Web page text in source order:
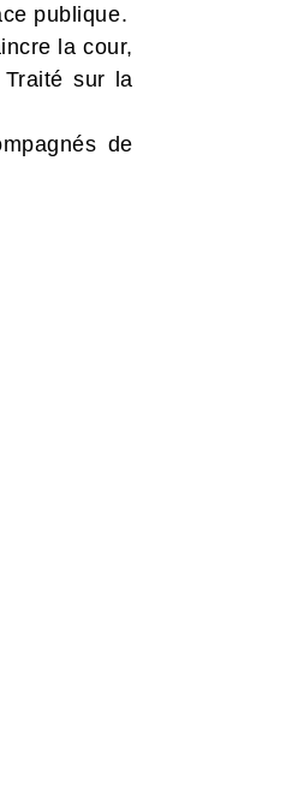
publique.
la cour,
sur la
de